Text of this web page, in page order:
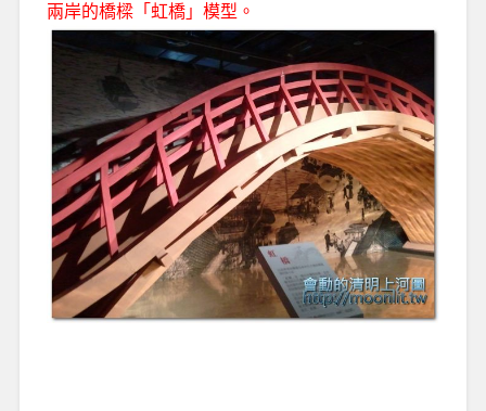
兩岸的橋樑「虹橋」模型。